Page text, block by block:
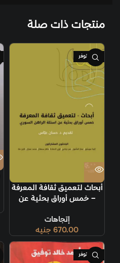
منتجات ذات صلة
غير متوفر
أبحاث لتعميق ثقافة المعرفة
– خمس أوراق بحثية عن
إتجاهات
670.00 جنيه
غير متوفر